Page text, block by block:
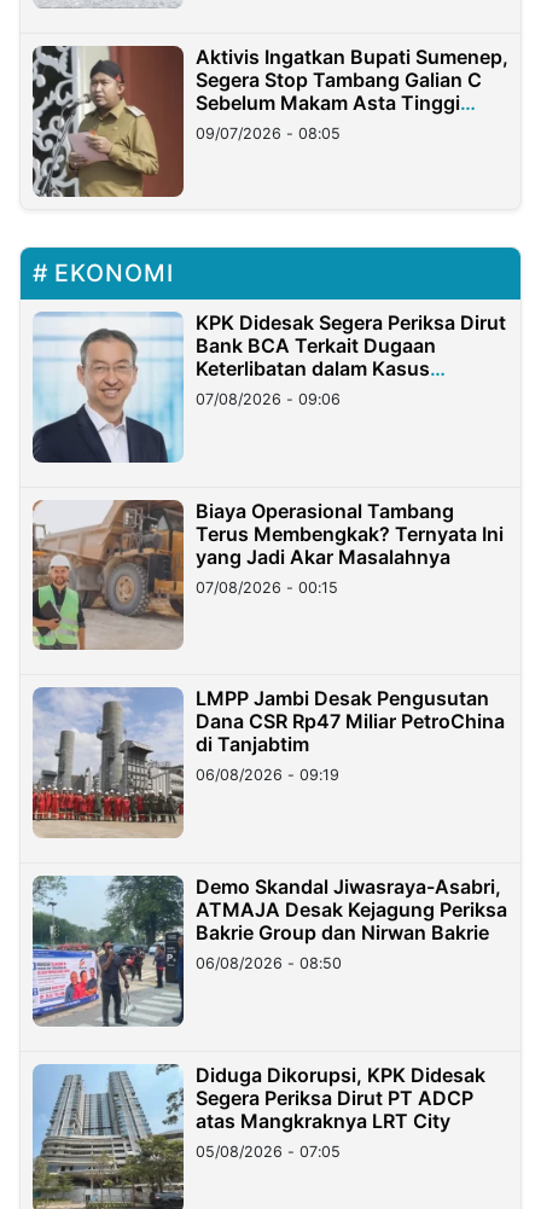
Aktivis Ingatkan Bupati Sumenep,
Segera Stop Tambang Galian C
Sebelum Makam Asta Tinggi
Longsor
09/07/2026 - 08:05
EKONOMI
KPK Didesak Segera Periksa Dirut
Bank BCA Terkait Dugaan
Keterlibatan dalam Kasus
Hilangnya Dana Nasabah Rp2,58
Miliar
07/08/2026 - 09:06
Biaya Operasional Tambang
Terus Membengkak? Ternyata Ini
yang Jadi Akar Masalahnya
07/08/2026 - 00:15
LMPP Jambi Desak Pengusutan
Dana CSR Rp47 Miliar PetroChina
di Tanjabtim
06/08/2026 - 09:19
Demo Skandal Jiwasraya-Asabri,
ATMAJA Desak Kejagung Periksa
Bakrie Group dan Nirwan Bakrie
06/08/2026 - 08:50
Diduga Dikorupsi, KPK Didesak
Segera Periksa Dirut PT ADCP
atas Mangkraknya LRT City
05/08/2026 - 07:05